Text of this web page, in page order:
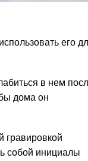
его
в нем
дома он
гравировкой
собой инициалы